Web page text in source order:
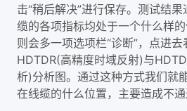
击“稍后解决”进行保存。测试结
缆的各项指标均处于一个什么样
则会多一项选项栏“诊断”，点进
HDTDR(高精度时域反射)与
析)分析图。通过这种方式我们就
在线缆的什么位置，主要造成不通